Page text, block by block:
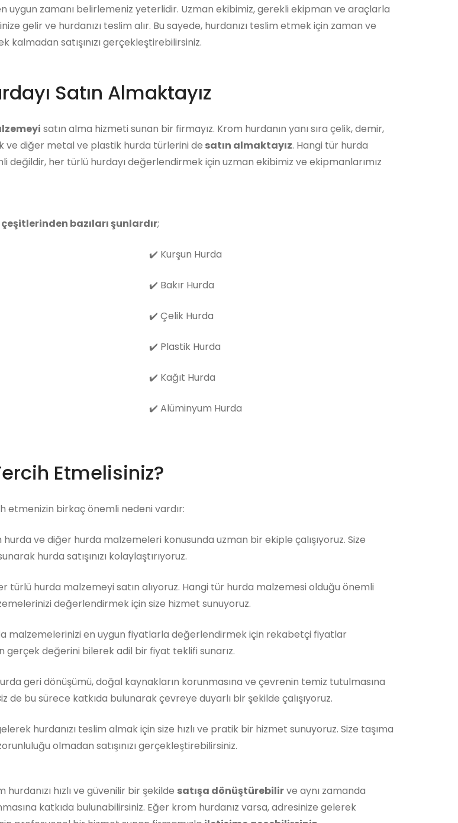
uygun zamanı belirlemeniz yeterlidir. Uzman ekibimiz, gerekli ekipman ve araçlarla
gelir ve hurdanızı teslim alır. Bu sayede, hurdanızı teslim etmek için zaman ve
kalmadan satışınızı gerçekleştirebilirsiniz.
Satın Almaktayız
satın alma hizmeti sunan bir firmayız. Krom hurdanın yanı sıra çelik, demir,
ve diğer metal ve plastik hurda türlerini de satın almaktayız. Hangi tür hurda
değildir, her türlü hurdayı değerlendirmek için uzman ekibimiz ve ekipmanlarımız
bazıları şunlardır;
✔️ Kurşun Hurda
✔️ Bakır Hurda
✔️ Çelik Hurda
✔️ Plastik Hurda
✔️ Kağıt Hurda
✔️ Alüminyum Hurda
Etmelisiniz?
etmenizin birkaç önemli nedeni vardır:
hurda ve diğer hurda malzemeleri konusunda uzman bir ekiple çalışıyoruz. Size
hurda satışınızı kolaylaştırıyoruz.
türlü hurda malzemeyi satın alıyoruz. Hangi tür hurda malzemesi olduğu önemli
değerlendirmek için size hizmet sunuyoruz.
malzemelerinizi en uygun fiyatlarla değerlendirmek için rekabetçi fiyatlar
gerçek değerini bilerek adil bir fiyat teklifi sunarız.
geri dönüşümü, doğal kaynakların korunmasına ve çevrenin temiz tutulmasına
de bu sürece katkıda bulunarak çevreye duyarlı bir şekilde çalışıyoruz.
hurdanızı teslim almak için size hızlı ve pratik bir hizmet sunuyoruz. Size taşıma
olmadan satışınızı gerçekleştirebilirsiniz.
hurdanızı hızlı ve güvenilir bir şekilde satışa dönüştürebilirve aynı zamanda
katkıda bulunabilirsiniz. Eğer krom hurdanız varsa, adresinize gelerek